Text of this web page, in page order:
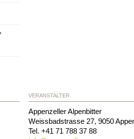
VERANSTALTER
Appenzeller Alpenbitter
Weissbadstrasse 27,9050
Tel.+41 71 788 37 88